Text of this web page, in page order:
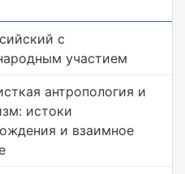
с
участием
антропология и
истоки
и взаимное